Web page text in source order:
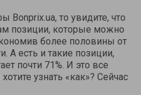
Bonprix.ua, то увидите, что
позиции, которые можно
более половины от
А есть и такие позиции,
почти 71%. И это все
узнать «как»? Сейчас